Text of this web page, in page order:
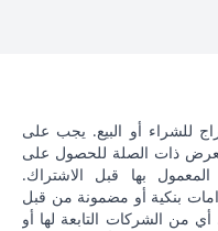
للشراء أو البيع. يجب على
ذات الصلة للحصول على
بها قبل الاشتراك.
بنكية أو مضمونة من قبل
من الشركات التابعة لها أو